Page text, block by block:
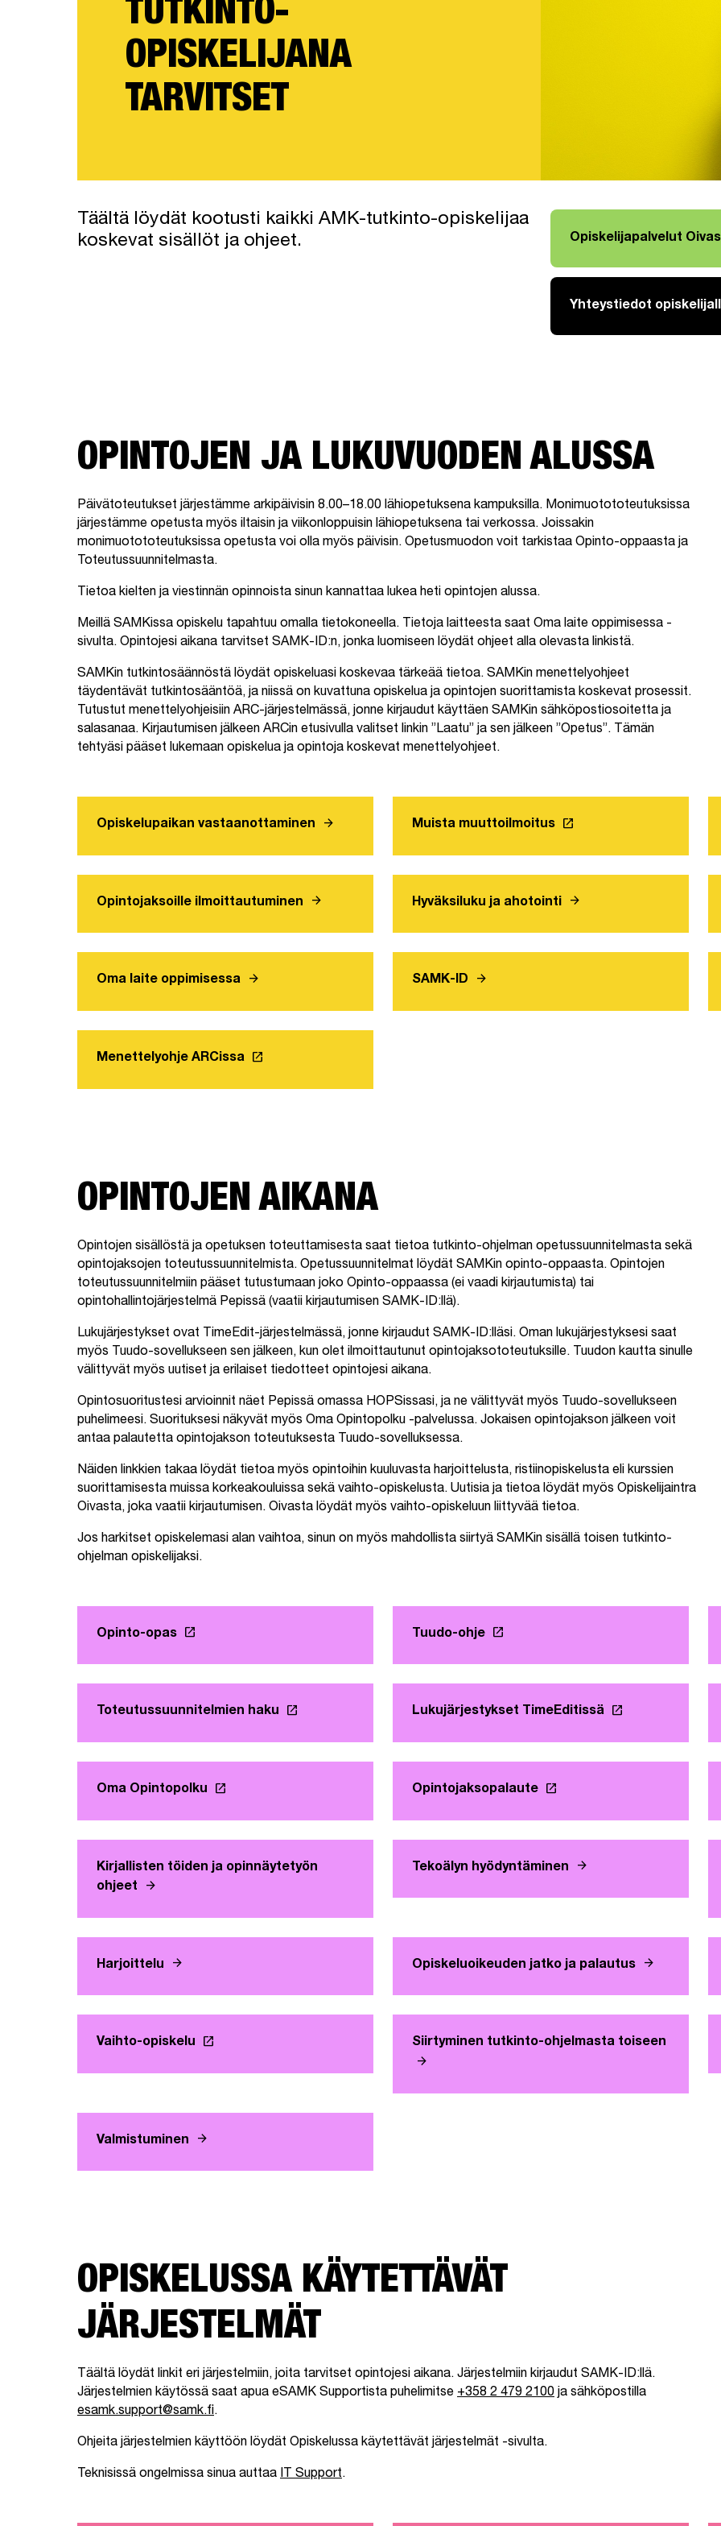
TUTKINTO-
OPISKELIJANA
TARVITSET
Täältä löydät kootusti kaikki AMK-tutkinto-opiskelijaa
koskevat sisällöt ja ohjeet.
Opiskelijapalvelut
Yhteystiedot
OPINTOJEN JA LUKUVUODEN ALUSSA
Päivätoteutukset järjestämme arkipäivisin 8.00–18.00 lähiopetuksena kampuksilla. Monimuotototeutuksissa
järjestämme opetusta myös iltaisin ja viikonloppuisin lähiopetuksena tai verkossa. Joissakin
monimuotototeutuksissa opetusta voi olla myös päivisin. Opetusmuodon voit tarkistaa Opinto-oppaasta ja
Toteutussuunnitelmasta.
Tietoa kielten ja viestinnän opinnoista sinun kannattaa lukea heti opintojen alussa.
Meillä SAMKissa opiskelu tapahtuu omalla tietokoneella. Tietoja laitteesta saat Oma laite oppimisessa -
sivulta. Opintojesi aikana tarvitset SAMK-ID:n, jonka luomiseen löydät ohjeet alla olevasta linkistä.
SAMKin tutkintosäännöstä löydät opiskeluasi koskevaa tärkeää tietoa. SAMKin menettelyohjeet
täydentävät tutkintosääntöä, ja niissä on kuvattuna opiskelua ja opintojen suorittamista koskevat prosessit.
Tutustut menettelyohjeisiin ARC-järjestelmässä, jonne kirjaudut käyttäen SAMKin sähköpostiosoitetta ja
salasanaa. Kirjautumisen jälkeen ARCin etusivulla valitset linkin ”Laatu” ja sen jälkeen ”Opetus”. Tämän
tehtyäsi pääset lukemaan opiskelua ja opintoja koskevat menettelyohjeet.
Opiskelupaikan vastaanottaminen arrow_forward Muista muuttoilmoitus launch
Opintojaksoille ilmoittautuminen arrow_forward Hyväksiluku ja ahotointi arrow_forward
Oma laite oppimisessa arrow_forward SAMK-ID arrow_forward
Menettelyohje ARCissa Linkki avautuu uuteen välilehteen
launch
OPINTOJEN AIKANA
Opintojen sisällöstä ja opetuksen toteuttamisesta saat tietoa tutkinto-ohjelman opetussuunnitelmasta sekä
opintojaksojen toteutussuunnitelmista. Opetussuunnitelmat löydät SAMKin opinto-oppaasta. Opintojen
toteutussuunnitelmiin pääset tutustumaan joko Opinto-oppaassa (ei vaadi kirjautumista) tai
opintohallintojärjestelmä Pepissä (vaatii kirjautumisen SAMK-ID:llä).
Lukujärjestykset ovat TimeEdit-järjestelmässä, jonne kirjaudut SAMK-ID:lläsi. Oman lukujärjestyksesi saat
myös Tuudo-sovellukseen sen jälkeen, kun olet ilmoittautunut opintojaksototeutuksille. Tuudon kautta sinulle
välittyvät myös uutiset ja erilaiset tiedotteet opintojesi aikana.
Opintosuoritustesi arvioinnit näet Pepissä omassa HOPSissasi, ja ne välittyvät myös Tuudo-sovellukseen
puhelimeesi. Suorituksesi näkyvät myös Oma Opintopolku -palvelussa. Jokaisen opintojakson jälkeen voit
antaa palautetta opintojakson toteutuksesta Tuudo-sovelluksessa.
Näiden linkkien takaa löydät tietoa myös opintoihin kuuluvasta harjoittelusta, ristiinopiskelusta eli kurssien
suorittamisesta muissa korkeakouluissa sekä vaihto-opiskelusta. Uutisia ja tietoa löydät myös Opiskelijaintra
Oivasta, joka vaatii kirjautumisen. Oivasta löydät myös vaihto-opiskeluun liittyvää tietoa.
Jos harkitset opiskelemasi alan vaihtoa, sinun on myös mahdollista siirtyä SAMKin sisällä toisen tutkinto-
ohjelman opiskelijaksi.
Opinto-opas Linkki avautuu uuteen välilehteen
launch Tuudo-ohje Linkki avautuu uuteen välilehteen
launch
Toteutussuunnitelmien haku Linkki avautuu uuteen välilehteen
launch Lukujärjestykset TimeEditissä Linkki avautuu
launch
Oma Opintopolku Linkki avautuu uuteen välilehteen
launch Opintojaksopalaute Linkki avautuu uuteen
launch
Kirjallisten töiden ja opinnäytetyön
ohjeet
arrow_forward
Tekoälyn hyödyntäminen arrow_forward
Harjoittelu arrow_forward Opiskeluoikeuden jatko ja palautus arrow_forward
Vaihto-opiskelu Linkki avautuu uuteen välilehteen
launch Siirtyminen tutkinto-ohjelmasta toiseen
arrow_forward
Valmistuminen arrow_forward
OPISKELUSSA KÄYTETTÄVÄT
JÄRJESTELMÄT
Täältä löydät linkit eri järjestelmiin, joita tarvitset opintojesi aikana. Järjestelmiin kirjaudut SAMK-ID:llä.
Järjestelmien käytössä saat apua eSAMK Supportista puhelimitse +358 2 479 2100ja sähköpostilla
esamk.support@samk.fi.
Ohjeita järjestelmien käyttöön löydät Opiskelussa käytettävät järjestelmät -sivulta.
Teknisissä ongelmissa sinua auttaa IT Support.